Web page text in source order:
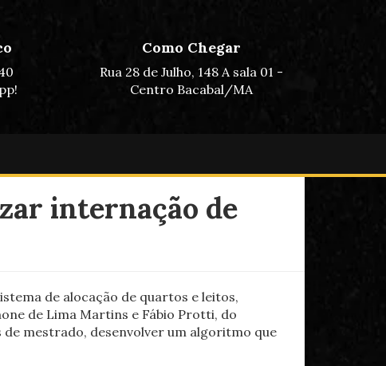
Como Chegar
Rua 28 de Julho, 148 A sala 01 -
Centro Bacabal/MA
internação de
de alocação de quartos e leitos,
de Lima Martins e Fábio Protti, do
mestrado, desenvolver um algoritmo que